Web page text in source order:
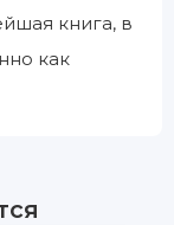
книга, в
как